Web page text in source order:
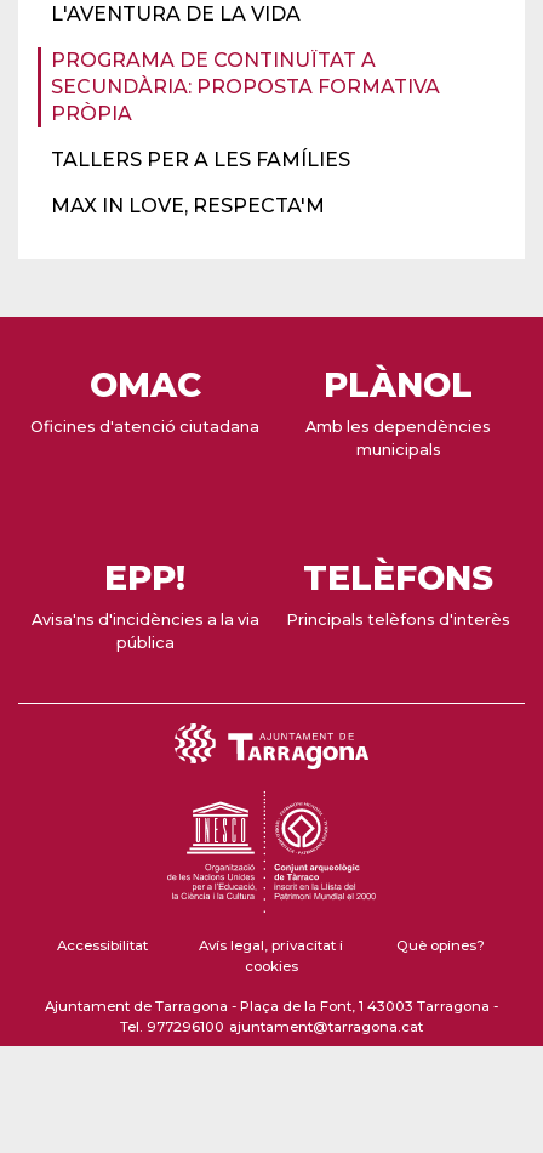
L'AVENTURA DE LA VIDA
PROGRAMA DE CONTINUÏTAT A
SECUNDÀRIA: PROPOSTA FORMATIVA
PRÒPIA
TALLERS PER A LES FAMÍLIES
MAX IN LOVE, RESPECTA'M
OMAC
Oficines d'atenció ciutadana
PLÀNOL
Amb les dependències
municipals
EPP!
Avisa'ns d'incidències a la via
pública
TELÈFONS
Principals telèfons d'interès
Accessibilitat
Avís legal, privacitat i
cookies
Què opines?
Ajuntament de Tarragona - Plaça de la Font, 1 43003 Tarragona -
Tel. 977296100 ajuntament@tarragona.cat